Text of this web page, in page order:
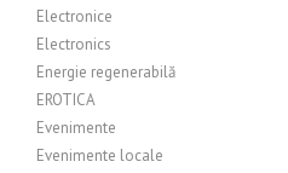
Electronice
Electronics
Energie regenerabilă
EROTICA
Evenimente
Evenimente locale